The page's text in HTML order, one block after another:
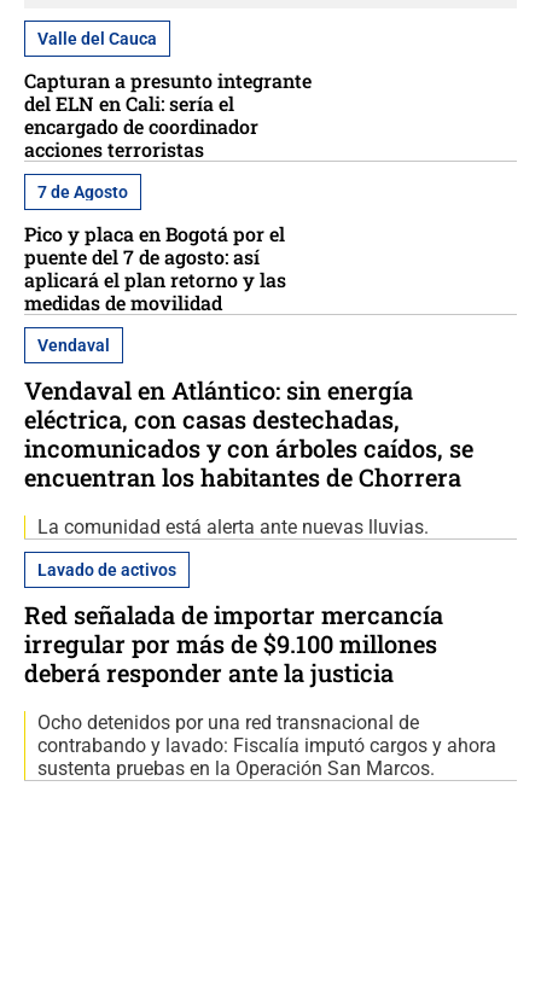
Valle del Cauca
Capturan a presunto integrante
del ELN en Cali: sería el
encargado de coordinador
acciones terroristas
7 de Agosto
Pico y placa en Bogotá por el
puente del 7 de agosto: así
aplicará el plan retorno y las
medidas de movilidad
Vendaval
Vendaval en Atlántico: sin energía
eléctrica, con casas destechadas,
incomunicados y con árboles caídos, se
encuentran los habitantes de Chorrera
La comunidad está alerta ante nuevas lluvias.
Lavado de activos
Red señalada de importar mercancía
irregular por más de $9.100 millones
deberá responder ante la justicia
Ocho detenidos por una red transnacional de
contrabando y lavado: Fiscalía imputó cargos y ahora
sustenta pruebas en la Operación San Marcos.